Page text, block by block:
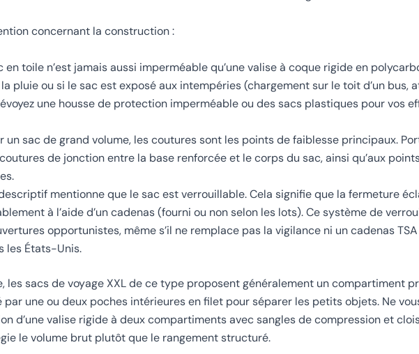
concernant la construction :
en toile n’est jamais aussi imperméable qu’une valise à coque rigide en
la pluie ou si le sac est exposé aux intempéries (chargement sur le toit d’un bus,
une housse de protection imperméable ou des sacs plastiques pour vos
un sac de grand volume, les coutures sont les points de faiblesse principaux.
de jonction entre la base renforcée et le corps du sac, ainsi qu’aux
mentionne que le sac est verrouillable. Cela signifie que la fermeture
à l’aide d’un cadenas (fourni ou non selon les lots). Ce système de
opportunistes, même s’il ne remplace pas la vigilance ni un cadenas
les États-Unis.
les sacs de voyage XXL de ce type proposent généralement un compartiment
une ou deux poches intérieures en filet pour séparer les petits objets. Ne
d’une valise rigide à deux compartiments avec sangles de compression et
le volume brut plutôt que le rangement structuré.